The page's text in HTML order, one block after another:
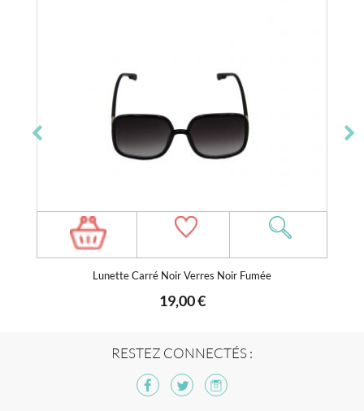
Lunette Carré Noir Verres Noir Fumée
19,00 €
RESTEZ CONNECTÉS :